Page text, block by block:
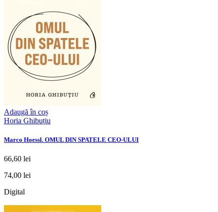
Adaugă în coș
Horia Ghibuțiu
Marco Hoessl. OMUL DIN SPATELE CEO-ULUI
66,60 lei
74,00 lei
Digital